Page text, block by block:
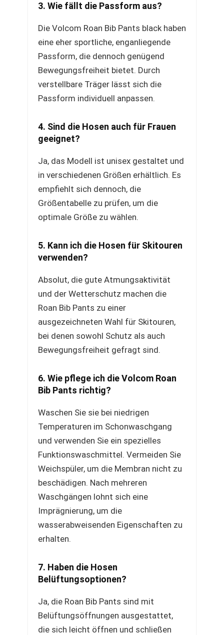
3. Wie fällt die Passform aus?
Die Volcom Roan Bib Pants black haben
eine eher sportliche, enganliegende
Passform, die dennoch genügend
Bewegungsfreiheit bietet. Durch
verstellbare Träger lässt sich die
Passform individuell anpassen.
4. Sind die Hosen auch für Frauen
geeignet?
Ja, das Modell ist unisex gestaltet und
in verschiedenen Größen erhältlich. Es
empfiehlt sich dennoch, die
Größentabelle zu prüfen, um die
optimale Größe zu wählen.
5. Kann ich die Hosen für Skitouren
verwenden?
Absolut, die gute Atmungsaktivität
und der Wetterschutz machen die
Roan Bib Pants zu einer
ausgezeichneten Wahl für Skitouren,
bei denen sowohl Schutz als auch
Bewegungsfreiheit gefragt sind.
6. Wie pflege ich die Volcom Roan
Bib Pants richtig?
Waschen Sie sie bei niedrigen
Temperaturen im Schonwaschgang
und verwenden Sie ein spezielles
Funktionswaschmittel. Vermeiden Sie
Weichspüler, um die Membran nicht zu
beschädigen. Nach mehreren
Waschgängen lohnt sich eine
Imprägnierung, um die
wasserabweisenden Eigenschaften zu
erhalten.
7. Haben die Hosen
Belüftungsoptionen?
Ja, die Roan Bib Pants sind mit
Belüftungsöffnungen ausgestattet,
die sich leicht öffnen und schließen